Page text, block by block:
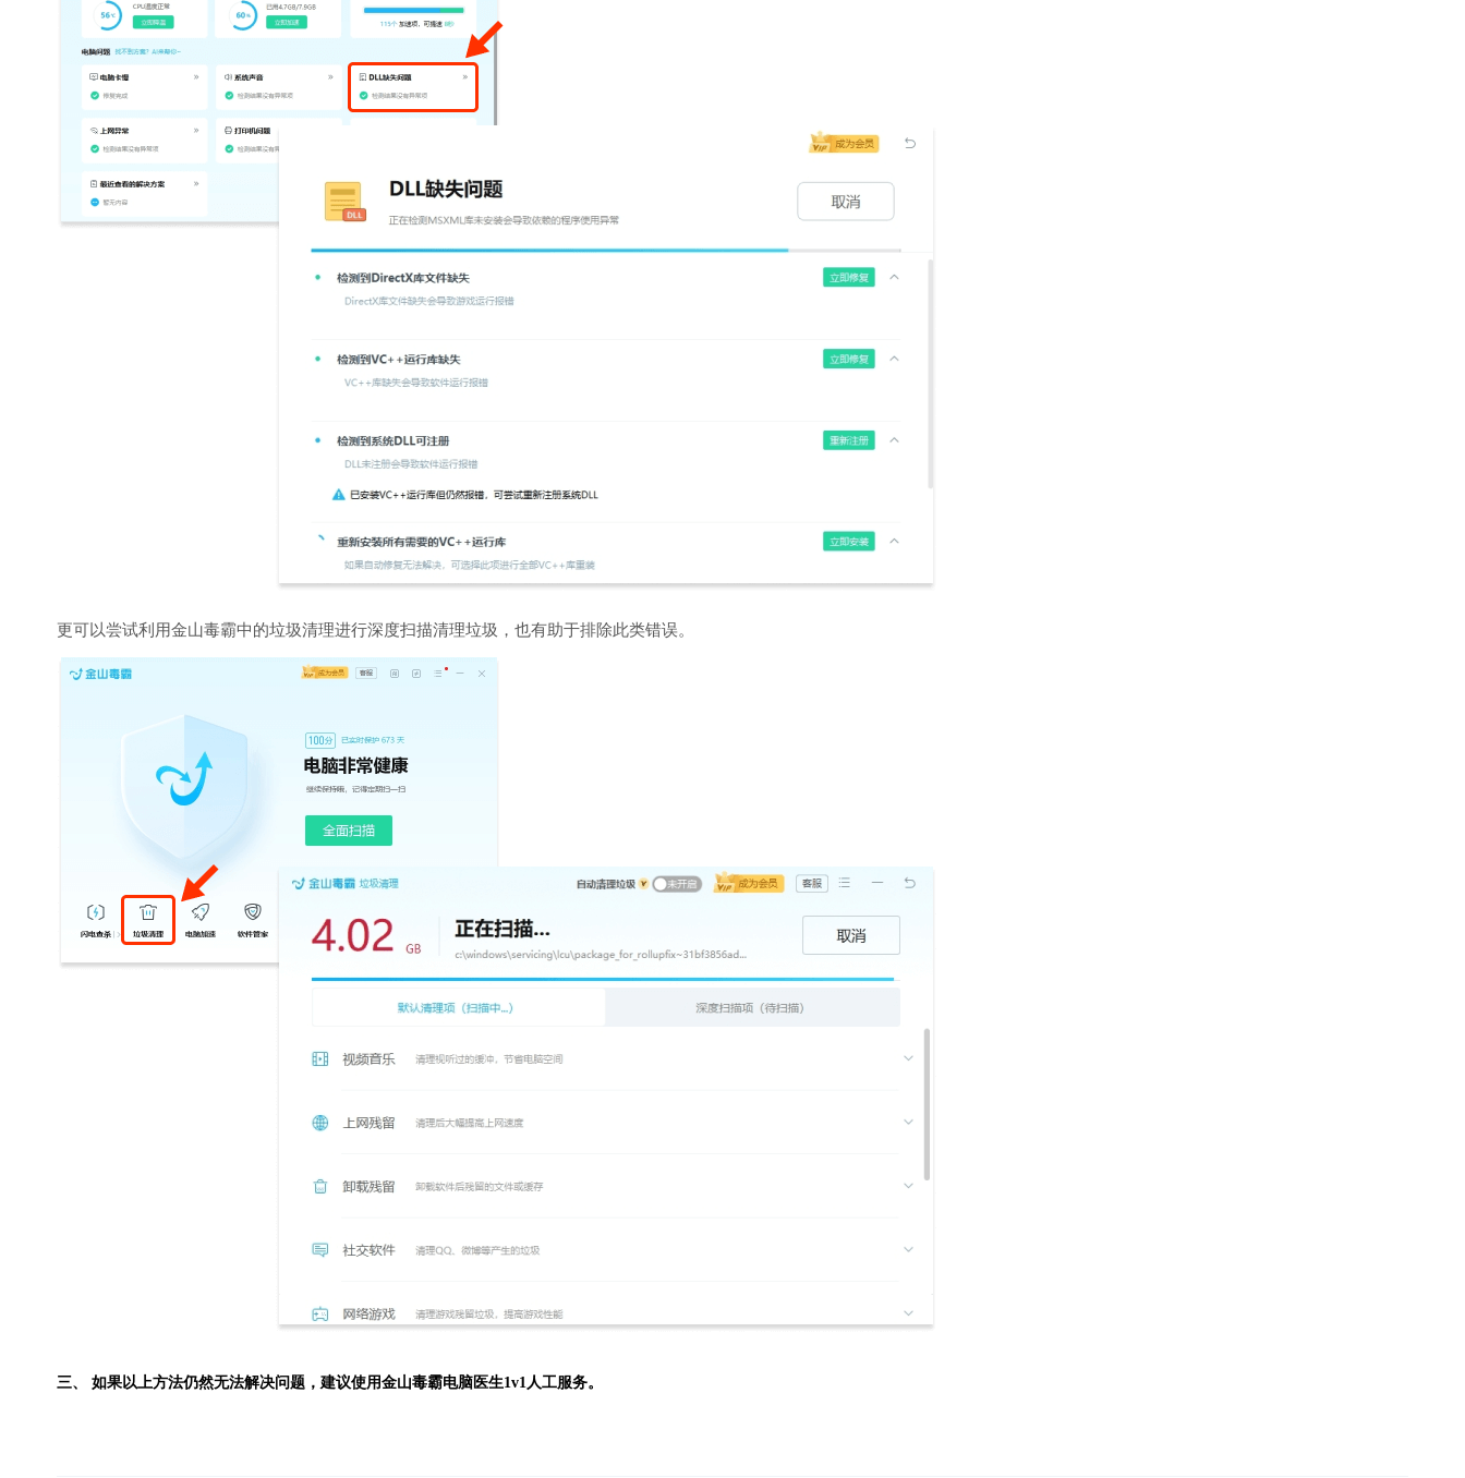
更可以尝试利用金山毒霸中的垃圾清理进行深度扫描清理垃圾，也有助于排除此类错误。
三、 如果以上方法仍然无法解决问题，建议使用金山毒霸电脑医生1v1人工服务。